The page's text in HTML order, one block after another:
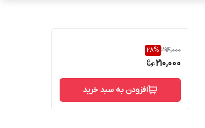
294,000
28%
210,000
افزودن به سبد خرید